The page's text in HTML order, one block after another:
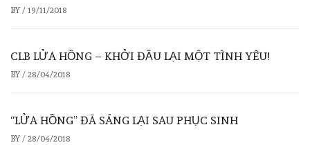
BY / 19/11/2018
CLB LỬA HỒNG – KHỞI ĐẦU LẠI MỘT TÌNH YÊU!
BY / 28/04/2018
“LỬA HỒNG” ĐÃ SÁNG LẠI SAU PHỤC SINH
BY / 28/04/2018